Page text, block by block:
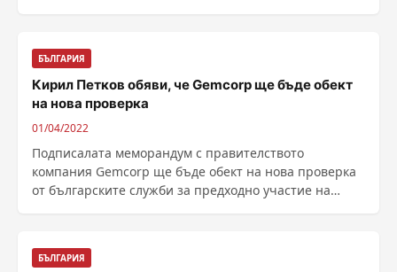
БЪЛГАРИЯ
Кирил Петков обяви, че Gemcorp ще бъде обект
на нова проверка
01/04/2022
Подписалата меморандум с правителството
компания Gemcorp ще бъде обект на нова проверка
от българските служби за предходно участие на
БЪЛГАРИЯ